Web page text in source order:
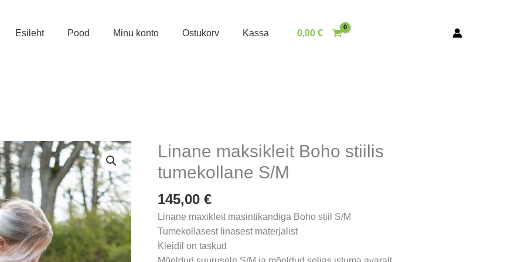
Esileht Pood Minu konto Ostukorv Kassa 0,00€
Linane maksikleit Boho stiilis
tumekollane S/M
145,00€
Linane maxikleit masintikandiga Boho stiil S/M
Tumekollasest linasest materjalist
Kleidil on taskud